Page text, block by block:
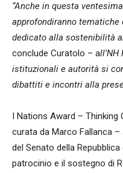
“Anche in questa
approfondiranno
dedicato alla sostenibilità
conclude Curatolo – a
istituzionali e autorità si
dibattiti e incontri alla
I Nations Award – Thinking
curata da Marco Fallanca
del Senato della
patrocinio e il sostegno di